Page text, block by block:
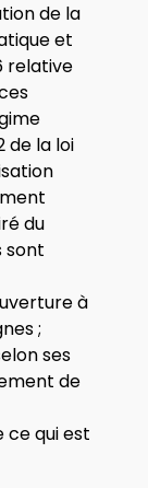
de la
et
relative
de la loi
du
sont
à
;
ses
de
ce qui est